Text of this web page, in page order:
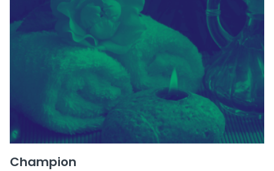
Champion